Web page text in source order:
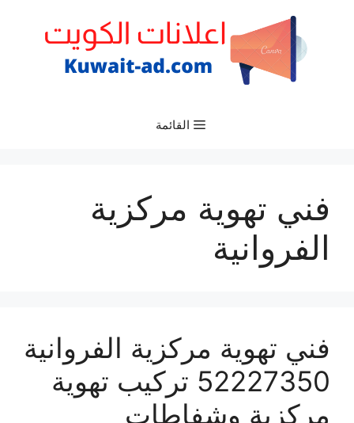
القائمة
فني تهوية مركزية
الفروانية
فني تهوية مركزية الفروانية
52227350 تركيب تهوية
مركزية وشفاطات